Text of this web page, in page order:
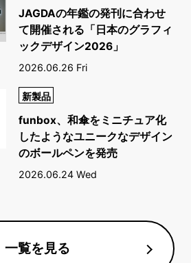
JAGDAの年鑑の発刊に合わせ
て開催される「日本のグラフィ
ックデザイン2026」
2026.06.26 Fri
新製品
funbox、和傘をミニチュア化
したようなユニークなデザイン
のボールペンを発売
2026.06.24 Wed
一覧を見る